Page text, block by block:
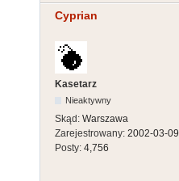
Cyprian
Kasetarz
Nieaktywny
Skąd: Warszawa
Zarejestrowany: 2002-03-09
Posty: 4,756